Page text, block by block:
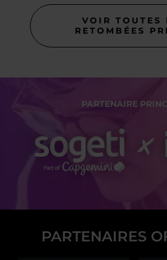
VOIR TOUTES
RETOMBÉES
PARTENAIRE
PARTENAIRES